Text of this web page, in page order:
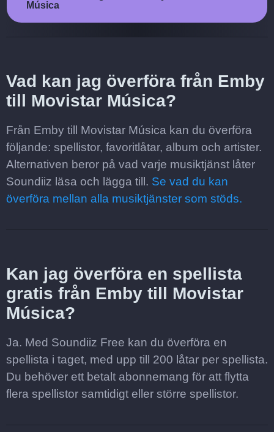
Música
Vad kan jag överföra från Emby
till Movistar Música?
Från Emby till Movistar Música kan du överföra
följande: spellistor, favoritlåtar, album och artister.
Alternativen beror på vad varje musiktjänst låter
Soundiiz läsa och lägga till. Se vad du kan
överföra mellan alla musiktjänster som stöds.
Kan jag överföra en spellista
gratis från Emby till Movistar
Música?
Ja. Med Soundiiz Free kan du överföra en
spellista i taget, med upp till 200 låtar per spellista.
Du behöver ett betalt abonnemang för att flytta
flera spellistor samtidigt eller större spellistor.